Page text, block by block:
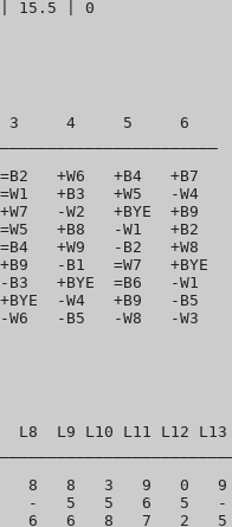
3     4     5     6
+W6   +B4   +B7
+B3   +W5   -W4
-W2   +BYE  +B9
+B8   -W1   +B2
+W9   -B2   +W8
-B1   =W7   +BYE
B3   +BYE  =B6   -W1
-W4   +B9   -B5
L10 L11 L12 L13
8   8   3   9   0
-   5   5   6   5
6   6   8   7   2